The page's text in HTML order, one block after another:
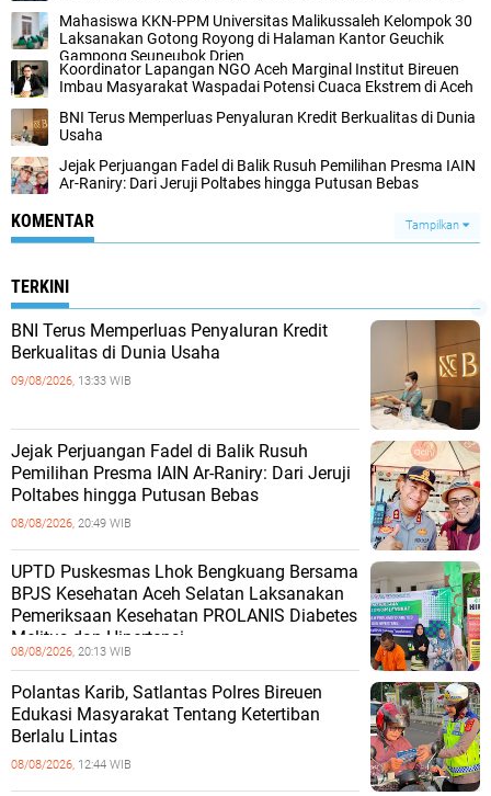
Mahasiswa KKN-PPM Universitas Malikussaleh Kelompok 30
Laksanakan Gotong Royong di Halaman Kantor Geuchik
Gampong Seuneubok Drien
Koordinator Lapangan NGO Aceh Marginal Institut Bireuen
Imbau Masyarakat Waspadai Potensi Cuaca Ekstrem di Aceh
BNI Terus Memperluas Penyaluran Kredit Berkualitas di Dunia
Usaha
Jejak Perjuangan Fadel di Balik Rusuh Pemilihan Presma IAIN
Ar-Raniry: Dari Jeruji Poltabes hingga Putusan Bebas
KOMENTAR Tampilkan
TERKINI
BNI Terus Memperluas Penyaluran Kredit
Berkualitas di Dunia Usaha
09/08/2026, 13:33 WIB
Jejak Perjuangan Fadel di Balik Rusuh
Pemilihan Presma IAIN Ar-Raniry: Dari Jeruji
Poltabes hingga Putusan Bebas
08/08/2026, 20:49 WIB
UPTD Puskesmas Lhok Bengkuang Bersama
BPJS Kesehatan Aceh Selatan Laksanakan
Pemeriksaan Kesehatan PROLANIS Diabetes
Melitus dan Hipertensi
08/08/2026, 20:13 WIB
Polantas Karib, Satlantas Polres Bireuen
Edukasi Masyarakat Tentang Ketertiban
Berlalu Lintas
08/08/2026, 12:44 WIB